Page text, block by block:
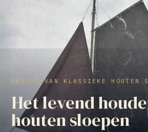
BEHOUD VAN KLASSIEKE HOUTEN
Het levend
houten sloepen